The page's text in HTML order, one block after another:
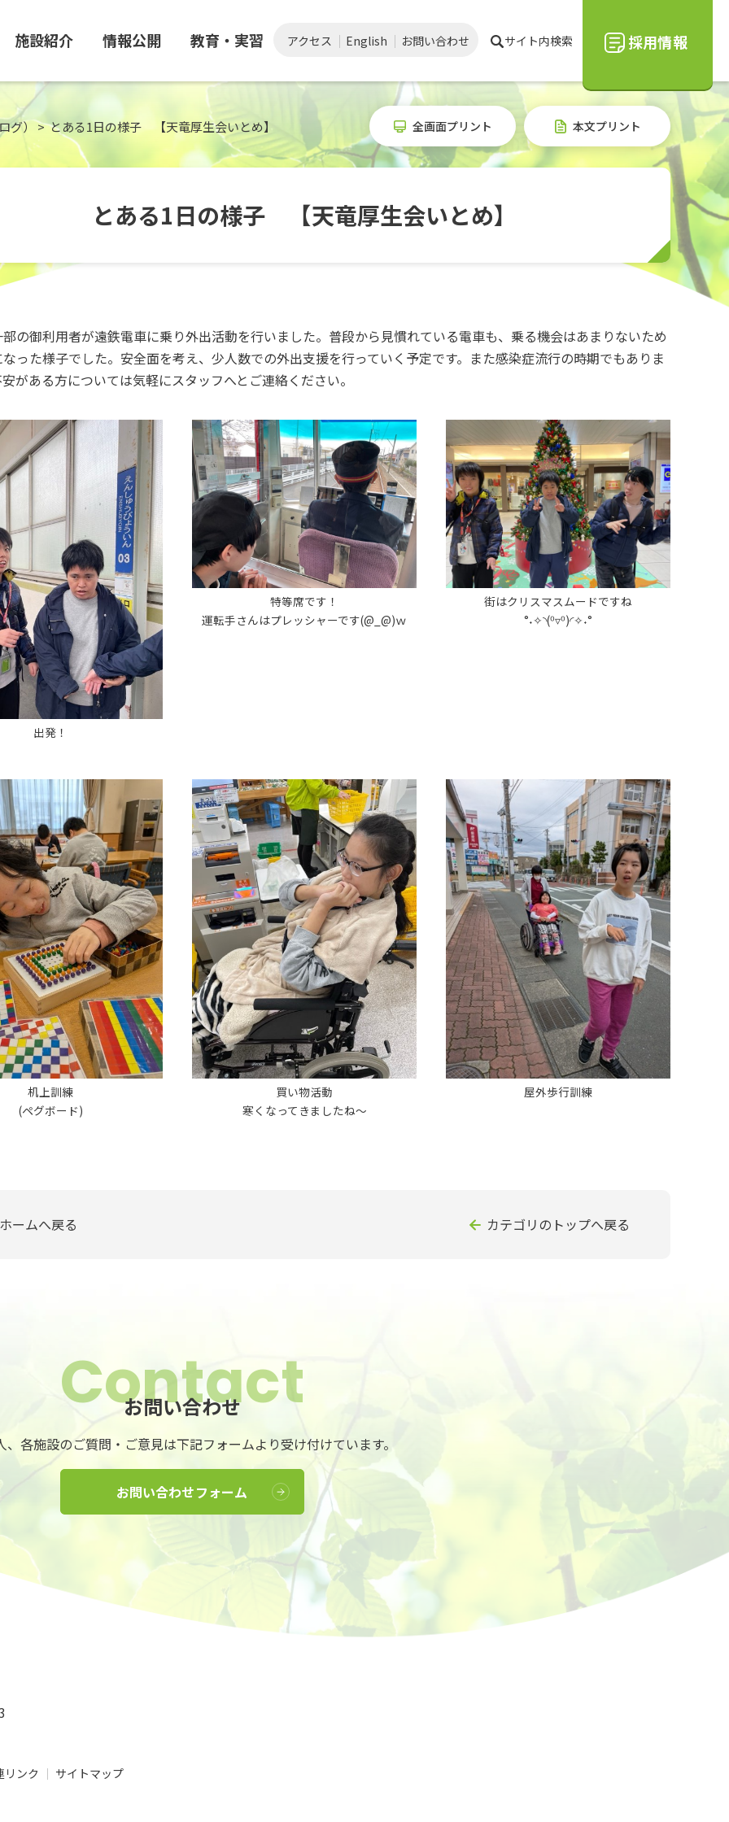
施設紹介 情報公開 教育・実習 アクセス English お問い合わせ サイト内検索 採用情報
グ）>とある1日の様子 【天竜厚生会いとめ】 全画面プリント 本文プリント
とある1日の様子 【天竜厚生会いとめ】
の御利用者が遠鉄電車に乗り外出活動を行いました。普段から見慣れている電車も、乗る機会はあまりないため
った様子でした。安全面を考え、少人数での外出支援を行っていく予定です。また感染症流行の時期でもありま
がある方については気軽にスタッフへとご連絡ください。
出発！
特等席です！
運転手さんはプレッシャーです(@_@)ｗ
街はクリスマスムードですね
°˖✧◝(⁰▿⁰)◜✧˖°
机上訓練
(ペグボード)
買い物活動
寒くなってきましたね～
屋外歩行訓練
カテゴリのトップへ戻る
ホームへ戻る
Contact
お問い合わせ
、各施設のご質問・ご意見は下記フォームより受け付けています。
お問い合わせフォーム
リンク サイトマップ